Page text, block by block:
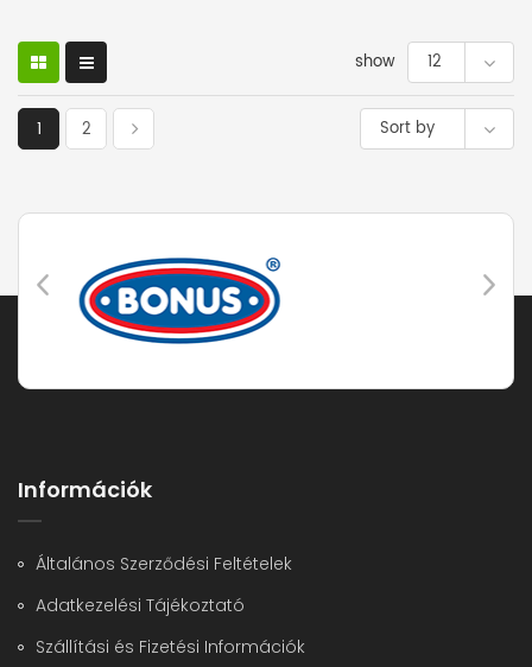
show 12
Sort by
1 2
Információk
Általános Szerződési Feltételek
Adatkezelési Tájékoztató
Szállítási és Fizetési Információk